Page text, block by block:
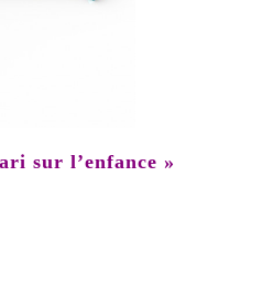
sur l’enfance »